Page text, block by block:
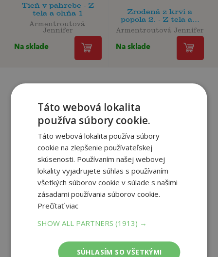
Tieň v pahrebe - Z
tela a ohňa 1
Armentroutová
Jennifer
Na sklade
Zrodená z krvi a
popola 2. - Z tela a...
Armentroutová Jennifer
Na sklade
Recenzie čitateľov
Napíšte recenziu a môžete vyhrať
Ako sa vám páčila kniha?
PRIDAŤ RECENZIU
Táto webová lokalita
používa súbory cookie.
Táto webová lokalita používa súbory
cookie na zlepšenie používateľskej
skúsenosti. Používaním našej webovej
lokality vyjadrujete súhlas s používaním
všetkých súborov cookie v súlade s našimi
zásadami používania súborov cookie.
Prečítať viac
SHOW ALL PARTNERS(1913) →
SÚHLASÍM SO VŠETKÝMI